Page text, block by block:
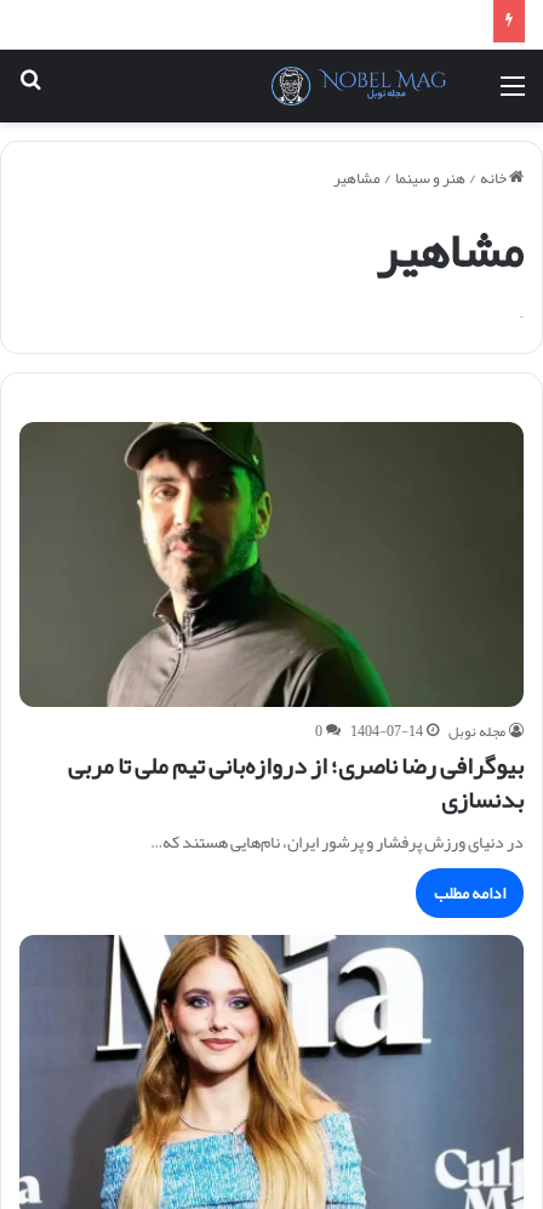
خانه/هنر و سینما/مشاهیر
مشاهیر
–
مجله نوبل 1404-07-14
0
بیوگرافی رضا ناصری؛ از دروازه‌بانی تیم ملی تا مربی
بدنسازی
در دنیای ورزش پرفشار و پرشور ایران، نام‌هایی هستند که…
ادامه مطلب